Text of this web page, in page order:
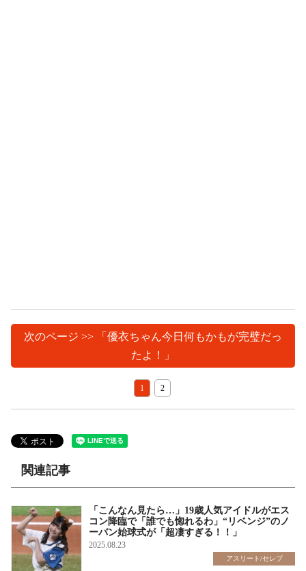
次のページ >> 「優衣ちゃん今日何もかもが完璧だっ
たよ！」
1 2
関連記事
「こんなん見たら…」19歳人気アイドルがエス
コン降臨で「誰でも惚れるわ」“リベンジ”のノ
ーバン始球式が「超凄すぎる！！」
2025.08.23
アスリート/セレブ